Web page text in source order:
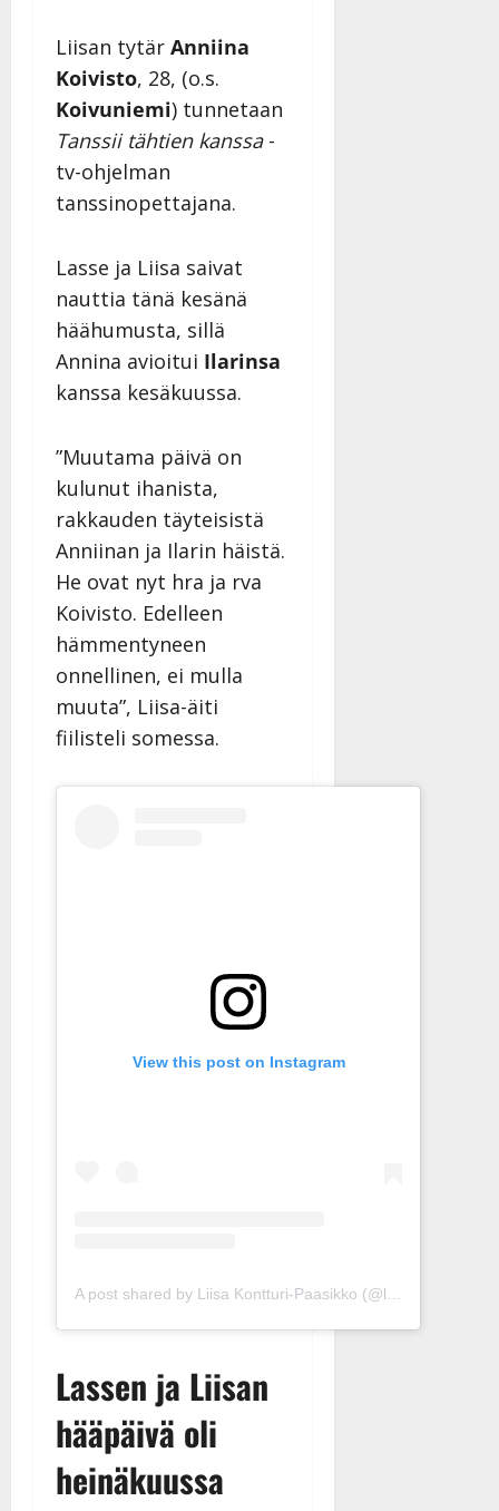
Liisan tytär Anniina
Koivisto, 28, (o.s.
Koivuniemi) tunnetaan
Tanssii tähtien kanssa-
tv-ohjelman
tanssinopettajana.
Lasse ja Liisa saivat
nauttia tänä kesänä
häähumusta, sillä
Annina avioitui Ilarinsa
kanssa kesäkuussa.
”Muutama päivä on
kulunut ihanista,
rakkauden täyteisistä
Anniinan ja Ilarin häistä.
He ovat nyt hra ja rva
Koivisto. Edelleen
hämmentyneen
onnellinen, ei mulla
muuta”, Liisa-äiti
fiilisteli somessa.
View this post on Instagram
Lassen ja Liisan
hääpäivä oli
heinäkuussa